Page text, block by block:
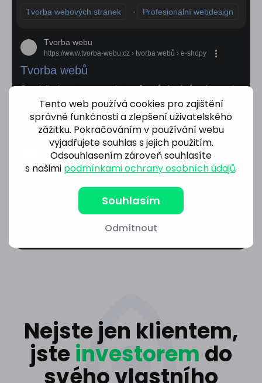
Tvorba webových stránek
· Profesionální webdesign
Tvorba webu
https://www.tvorba-webu.cz › tvorba webů › e-shopy
Tvorba webů
Specializujeme se na tvorbuwebových stránekna míru
s důrazem nawebdesignaSEO optimalizaci.
Vytváříme weby, které jsou nejen vizuálně atraktivní, ale
také výkonné a snadno dohledatelné na internetu.
Akernu
https://www.akernu.cz › moderní webové stránky
Webový design
Poskytujeme tvorbu moderních webových stránek
SEO optimalizací. Naše služby zahrnují
vyniknout a přilákat více návštěvníků.
Nejste jen klientem,
jsteinvestorem do
svého vlastního
Tento web používá cookies pro zajištění
správné funkčnosti a zlepšení uživatelského
zážitku. Pokračováním v používání webu
vyjadřujete souhlas s jejich použitím.
Odsouhlasením zároveň souhlasíte
s našimi podmínkami ochrany osobních údajů.
Odmítnout
Souhlasím